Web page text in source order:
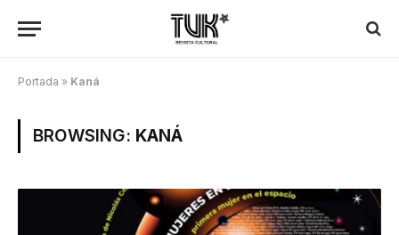
Portada » Kaná
BROWSING: KANÁ